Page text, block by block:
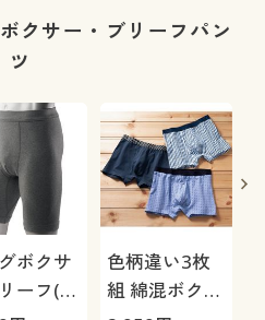
クサー・ブリーフパン
ツ
ボクサ
ーフ(同
色柄違い3枚
組 綿混ボクサ